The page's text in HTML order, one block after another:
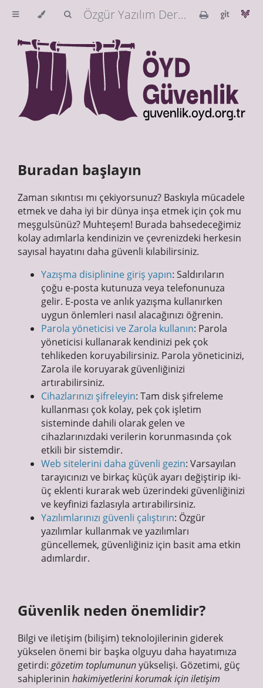
Özgür Yazılım Derneği Güvenlik Rehberi
Buradan başlayın
Zaman sıkıntısı mı çekiyorsunuz? Baskıyla mücadele
etmek ve daha iyi bir dünya inşa etmek için çok mu
meşgulsünüz? Muhteşem! Burada bahsedeceğimiz
kolay adımlarla kendinizin ve çevrenizdeki herkesin
sayısal hayatını daha güvenli kılabilirsiniz.
Yazışma disiplinine giriş yapın: Saldırıların
çoğu e-posta kutunuza veya telefonunuza
gelir. E-posta ve anlık yazışma kullanırken
uygun önlemleri nasıl alacağınızı öğrenin.
Parola yöneticisi ve Zarola kullanın: Parola
yöneticisi kullanarak kendinizi pek çok
tehlikeden koruyabilirsiniz. Parola yöneticinizi,
Zarola ile koruyarak güvenliğinizi
artırabilirsiniz.
Cihazlarınızı şifreleyin: Tam disk şifreleme
kullanması çok kolay, pek çok işletim
sisteminde dahili olarak gelen ve
cihazlarınızdaki verilerin korunmasında çok
etkili bir sistemdir.
Web sitelerini daha güvenli gezin: Varsayılan
tarayıcınızı ve birkaç küçük ayarı değiştirip iki-
üç eklenti kurarak web üzerindeki güvenliğinizi
ve keyfinizi fazlasıyla artırabilirsiniz.
Yazılımlarınızı güvenli çalıştırın: Özgür
yazılımlar kullanmak ve yazılımları
güncellemek, güvenliğiniz için basit ama etkin
adımlardır.
Güvenlik neden önemlidir?
Bilgi ve iletişim (bilişim) teknolojilerinin giderek
yükselen önemi bir başka olguyu daha hayatımıza
getirdi: gözetim toplumununyükselişi. Gözetimi, güç
sahiplerinin hakimiyetlerini korumak için iletişim